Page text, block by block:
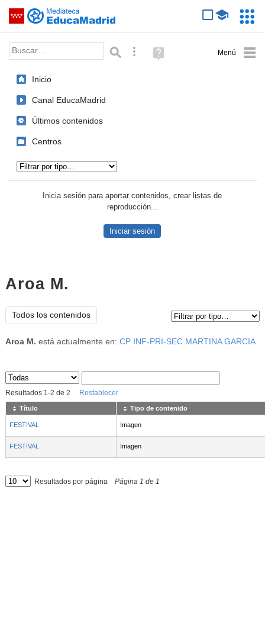
Saltar navegación
Palabra o frase: Búsqueda avanzada
Ayuda
(en
Inicio
Canal EducaMadrid
Últimos contenidos
Centros
Inicia sesión para aportar contenidos, crear listas de
reproducción...
Iniciar sesión
Aroa M.
Todos los contenidos
Aroa M. está actualmente en: CP INF-PRI-SEC MARTINA GARCIA
Sus archivos
Resultados 1-2 de 2 Restablecer
Título Tipo de contenido
FESTIVAL Imagen
FESTIVAL Imagen
Resultados por página Página 1 de 1